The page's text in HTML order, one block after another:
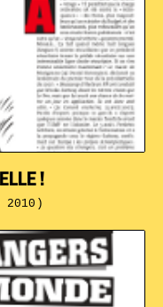
!
2010)